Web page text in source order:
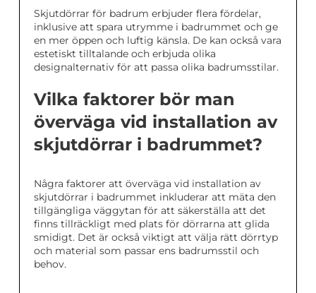
Skjutdörrar för badrum erbjuder flera fördelar,
inklusive att spara utrymme i badrummet och ge
en mer öppen och luftig känsla. De kan också vara
estetiskt tilltalande och erbjuda olika
designalternativ för att passa olika badrumsstilar.
Vilka faktorer bör man
överväga vid installation av
skjutdörrar i badrummet?
Några faktorer att överväga vid installation av
skjutdörrar i badrummet inkluderar att mäta den
tillgängliga väggytan för att säkerställa att det
finns tillräckligt med plats för dörrarna att glida
smidigt. Det är också viktigt att välja rätt dörrtyp
och material som passar ens badrumsstil och
behov.